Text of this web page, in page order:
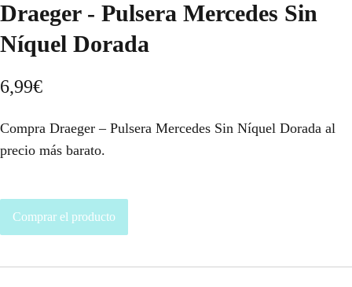
Draeger - Pulsera Mercedes Sin
Níquel Dorada
6,99€
Compra Draeger – Pulsera Mercedes Sin Níquel Dorada al
precio más barato.
Comprar el producto